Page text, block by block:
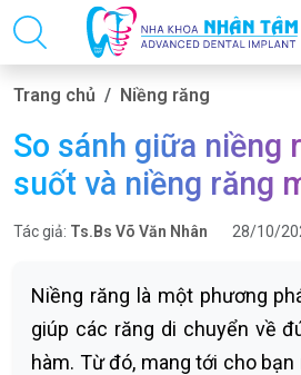
Trang chủ Niềng răng
So sánh giữa niềng
suốt và niềng răng
Tác giả: Ts.Bs Võ Văn Nhân 28/10/
Niềng răng là một phương
giúp các răng di chuyển về
hàm. Từ đó, mang tới cho